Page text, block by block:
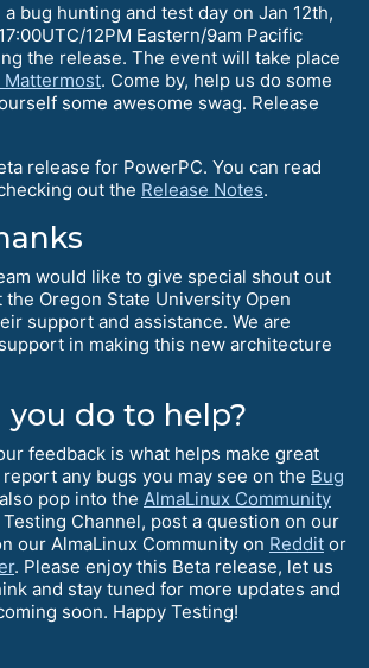
bug hunting and test day on Jan 12th,
12PM Eastern/9am Pacific
the release. The event will take place
Mattermost. Come by, help us do some
some awesome swag. Release
release for PowerPC. You can read
out the Release Notes.
would like to give special shout out
Oregon State University Open
support and assistance. We are
in making this new architecture
you do to help?
feedback is what helps make great
any bugs you may see on the Bug
pop into the AlmaLinux Community
Channel, post a question on our
our AlmaLinux Community on Reddit or
. Please enjoy this Beta release, let us
and stay tuned for more updates and
soon. Happy Testing!